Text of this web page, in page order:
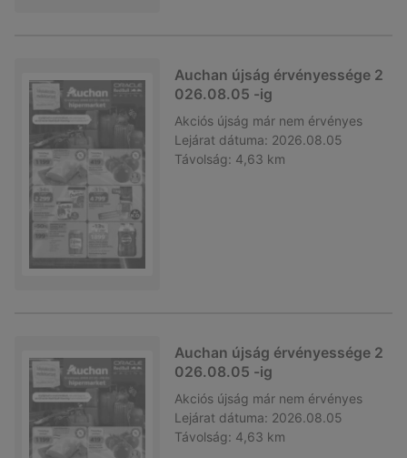
Auchan újság érvényessége 2
026.08.05 -ig
Akciós újság már nem érvényes
Lejárat dátuma: 2026.08.05
Távolság: 4,63 km
Auchan újság érvényessége 2
026.08.05 -ig
Akciós újság már nem érvényes
Lejárat dátuma: 2026.08.05
Távolság: 4,63 km